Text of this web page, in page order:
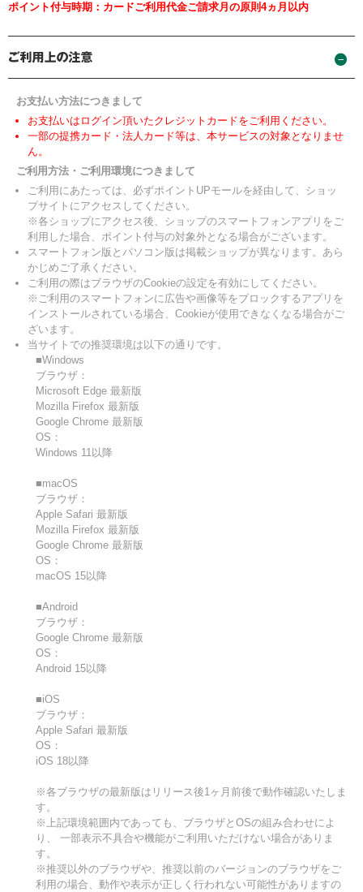
ポイント付与時期：カードご利用代金ご請求月の原則4ヵ月以内
お支払い方法につきまして
お支払いはログイン頂いたクレジットカードをご利用ください。
一部の提携カード・法人カード等は、本サービスの対象となりませ
ん。
ご利用方法・ご利用環境につきまして
ご利用にあたっては、必ずポイントUPモールを経由して、ショッ
プサイトにアクセスしてください。
※各ショップにアクセス後、ショップのスマートフォンアプリをご
利用した場合、ポイント付与の対象外となる場合がございます。
スマートフォン版とパソコン版は掲載ショップが異なります。あら
かじめご了承ください。
ご利用の際はブラウザのCookieの設定を有効にしてください。
※ご利用のスマートフォンに広告や画像等をブロックするアプリを
インストールされている場合、Cookieが使用できなくなる場合がご
ざいます。
当サイトでの推奨環境は以下の通りです。
■Windows
ブラウザ：
Microsoft Edge 最新版
Mozilla Firefox 最新版
Google Chrome 最新版
OS：
Windows 11以降
■macOS
ブラウザ：
Apple Safari 最新版
Mozilla Firefox 最新版
Google Chrome 最新版
OS：
macOS 15以降
■Android
ブラウザ：
Google Chrome 最新版
OS：
Android 15以降
■iOS
ブラウザ：
Apple Safari 最新版
OS：
iOS 18以降
※各ブラウザの最新版はリリース後1ヶ月前後で動作確認いたしま
す。
※上記環境範囲内であっても、ブラウザとOSの組み合わせによ
り、 一部表示不具合や機能がご利用いただけない場合がありま
す。
※推奨以外のブラウザや、推奨以前のバージョンのブラウザをご
利用の場合、動作や表示が正しく行われない可能性がありますの